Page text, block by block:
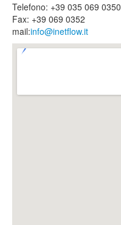
Telefono: +39 035 069 0350
Fax: +39 069 0352
mail:info@inetflow.it